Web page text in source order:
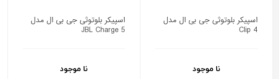
اسپیکر بلوتوثی جی بی ال مدل
Clip 4
نا موجود
اسپیکر بلوتوثی جی بی ال مدل
JBL Charge 5
نا موجود